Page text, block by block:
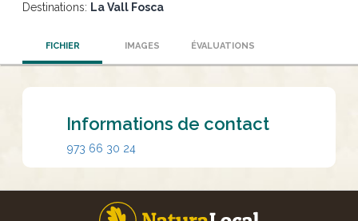
Destinations: La Vall Fosca
FICHIER IMAGES ÉVALUATIONS
Informations de contact
973 66 30 24